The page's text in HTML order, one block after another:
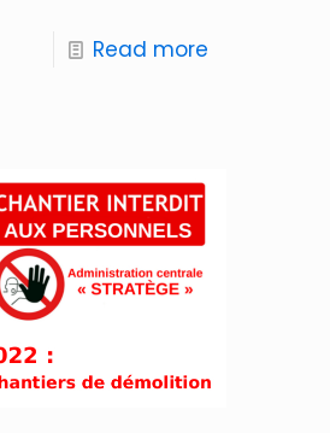
Read more